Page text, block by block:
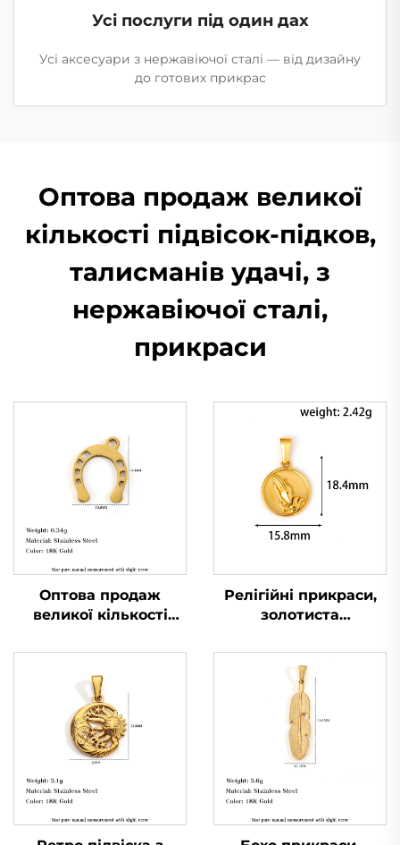
Усі послуги під один дах
Усі аксесуари з нержавіючої сталі — від дизайну
до готових прикрас
Оптова продаж великої
кількості підвісок-підков,
талисманів удачі, з
нержавіючої сталі,
прикраси
Оптова продаж
великої кількості
талисманів удачі, з
нержавіючої сталі,
прикраси
Релігійні прикраси,
золотиста
молящими руками у
колі, чоловіча
брелок-підвіска